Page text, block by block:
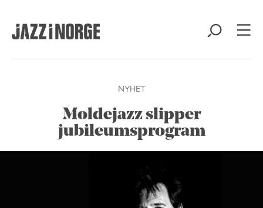
NYHET
Moldejazz slipper
jubileumsprogram